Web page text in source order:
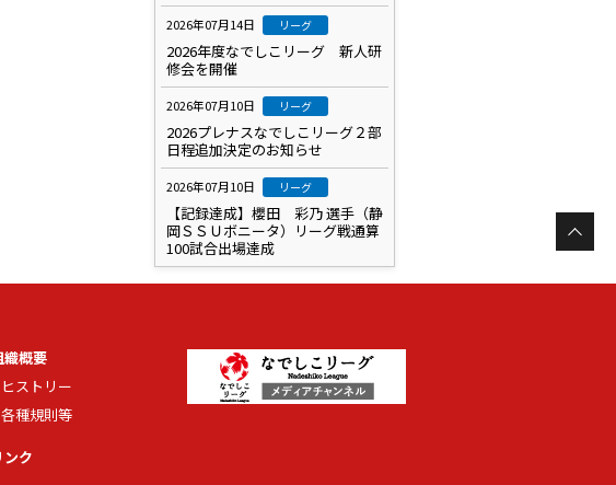
2026年07月14日 リーグ
2026年度なでしこリーグ 新人研
修会を開催
2026年07月10日 リーグ
2026プレナスなでしこリーグ２部
日程追加決定のお知らせ
2026年07月10日 リーグ
【記録達成】櫻田 彩乃 選手（静
岡ＳＳＵボニータ）リーグ戦通算
100試合出場達成
織概要
ヒストリー
各種規則等
ンク